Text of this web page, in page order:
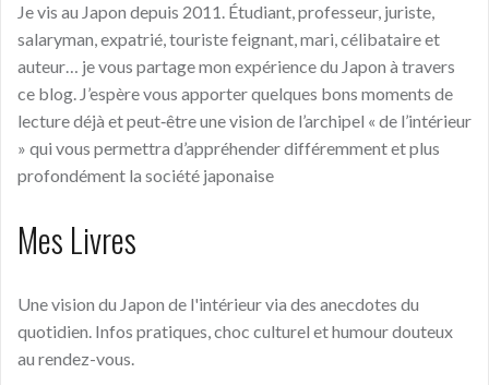
Je vis au Japon depuis 2011. Étudiant, professeur, juriste,
salaryman, expatrié, touriste feignant, mari, célibataire et
auteur… je vous partage mon expérience du Japon à travers
ce blog. J’espère vous apporter quelques bons moments de
lecture déjà et peut‑être une vision de l’archipel « de l’intérieur
» qui vous permettra d’appréhender différemment et plus
profondément la société japonaise
Mes Livres
Une vision du Japon de l'intérieur via des anecdotes du
quotidien. Infos pratiques, choc culturel et humour douteux
au rendez-vous.